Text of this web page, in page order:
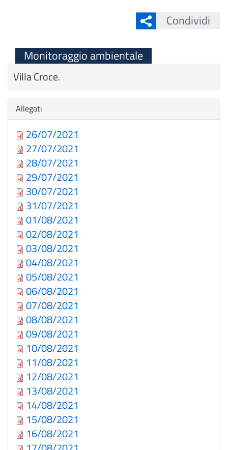
Condividi
Monitoraggio ambientale
Villa Croce.
Nascondi
Allegati
26/07/2021
27/07/2021
28/07/2021
29/07/2021
30/07/2021
31/07/2021
01/08/2021
02/08/2021
03/08/2021
04/08/2021
05/08/2021
06/08/2021
07/08/2021
08/08/2021
09/08/2021
10/08/2021
11/08/2021
12/08/2021
13/08/2021
14/08/2021
15/08/2021
16/08/2021